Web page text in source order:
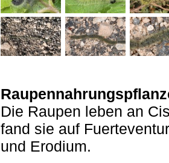
Die Raupen leben an
fand sie auf
und Erodium.